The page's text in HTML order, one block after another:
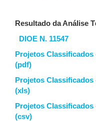
Resultado da Análise
DIOE N. 11547
Projetos Classificados
(pdf)
Projetos Classificados
(xls)
Projetos Classificados
(csv)